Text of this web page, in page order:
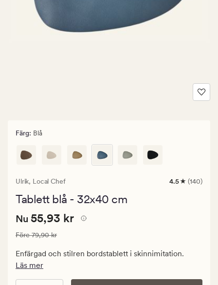
Färg: Blå
Ulrik, Local Chef
140
4.5 (140)
Tablett blå - 32x40 cm
Nuvarande
55,93
kr.
Ordinarie
Nuvarande pris
Nu 55,93 kr
Ordinarie pris
Före79,90 kr
Enfärgad och stilren bordstablett i skinnimitation.
Läs mer